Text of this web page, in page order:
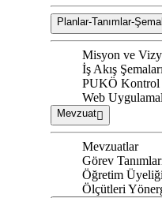
Planlar-Tanımlar-
Misyon ve
İş Akış Şemaları
PUKÖ Kontrol
Web
Mevzuat
Mevzuatlar
Görev
Öğretim
Ölçütleri